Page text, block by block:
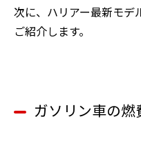
次に、ハリアー最新モデ
ご紹介します。
ガソリン車の燃